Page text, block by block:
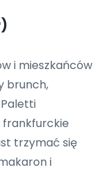
i mieszkańców
brunch,
frankfurckie
trzymać się
i